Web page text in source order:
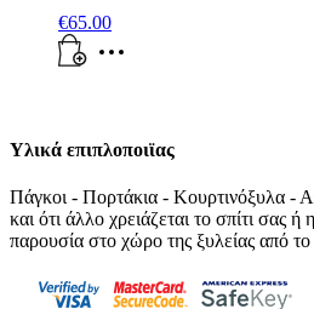
€65.00
Υλικά επιπλοποιϊας
Πάγκοι - Πορτάκια - Κουρτινόξυλα -
και ότι άλλο χρειάζεται το σπίτι σας ή
παρουσία στο χώρο της ξυλείας από